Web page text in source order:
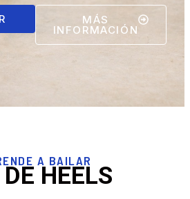
MÁS
INFORMACIÓN
A BAILAR
HEELS